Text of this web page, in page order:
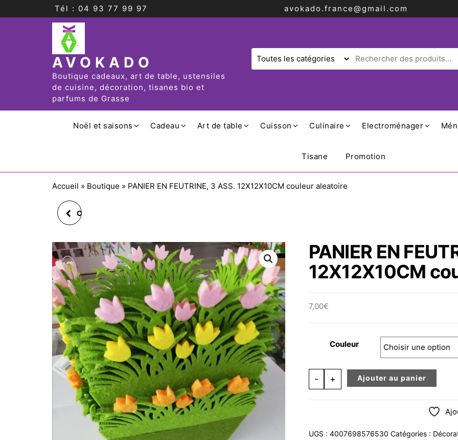
Tél : 04 93 77 99 97 avokado.france@gmail.com
AVOKADO
Boutique cadeaux, art de table, ustensiles
de cuisine, décoration, tisanes bio et
parfums de Grasse
Noël et saisons Cadeau Art de table Cuisson Culinaire Electroménager
Tisane Promotion
Accueil » Boutique » PANIER EN FEUTRINE, 3 ASS. 12X12X10CM couleur aleatoire
CANETTE ISOTHERME
PANIER EN
12X12X10CM
7,00€
Couleur
- quantité de PANIER EN FEUTRINE,
+ Ajouter au panier
UGS : 4007698576530 Catégories :